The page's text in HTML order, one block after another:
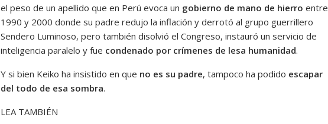
el peso de un apellido que en Perú evoca un gobierno de mano de hierro entre
1990 y 2000 donde su padre redujo la inflación y derrotó al grupo guerrillero
Sendero Luminoso, pero también disolvió el Congreso, instauró un servicio de
inteligencia paralelo y fue condenado por crímenes de lesa humanidad.
Y si bien Keiko ha insistido en que no es su padre, tampoco ha podido escapar
del todo de esa sombra.
LEA TAMBIÉN